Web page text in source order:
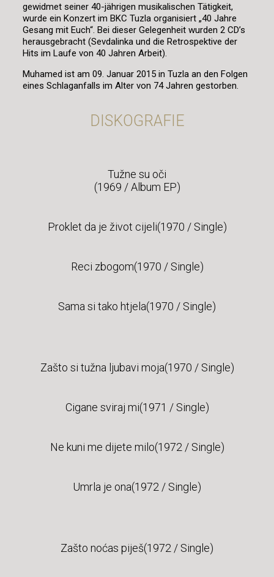
gewidmet seiner 40-jährigen musikalischen Tätigkeit,
wurde ein Konzert im BKC Tuzla organisiert „40 Jahre
Gesang mit Euch“. Bei dieser Gelegenheit wurden 2 CD’s
herausgebracht (Sevdalinka und die Retrospektive der
Hits im Laufe von 40 Jahren Arbeit).
Muhamed ist am 09. Januar 2015 in Tuzla an den Folgen
eines Schlaganfalls im Alter von 74 Jahren gestorben.
DISKOGRAFIE
Tužne su oči
(1969 / Album EP)
Proklet da je život cijeli(1970 / Single)
Reci zbogom(1970 / Single)
Sama si tako htjela(1970 / Single)
Zašto si tužna ljubavi moja(1970 / Single)
Cigane sviraj mi(1971 / Single)
Ne kuni me dijete milo(1972 / Single)
Umrla je ona(1972 / Single)
Zašto noćas piješ(1972 / Single)